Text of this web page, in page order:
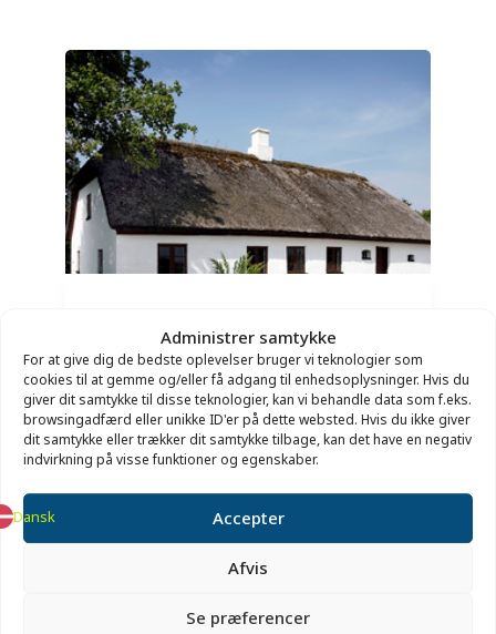
Administrer samtykke
For at give dig de bedste oplevelser bruger vi teknologier som
cookies til at gemme og/eller få adgang til enhedsoplysninger. Hvis du
giver dit samtykke til disse teknologier, kan vi behandle data som f.eks.
browsingadfærd eller unikke ID'er på dette websted. Hvis du ikke giver
dit samtykke eller trækker dit samtykke tilbage, kan det have en negativ
indvirkning på visse funktioner og egenskaber.
Accepter
Afvis
Se præferencer
Skjoldborghus
VIEW DETAILS
Dansk